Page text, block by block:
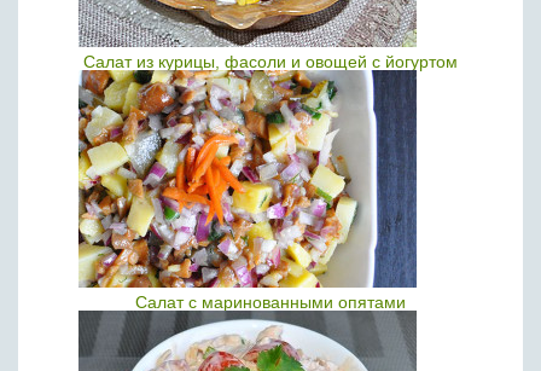
Салат из курицы, фасоли и овощей с йогуртом
Салат с маринованными опятами